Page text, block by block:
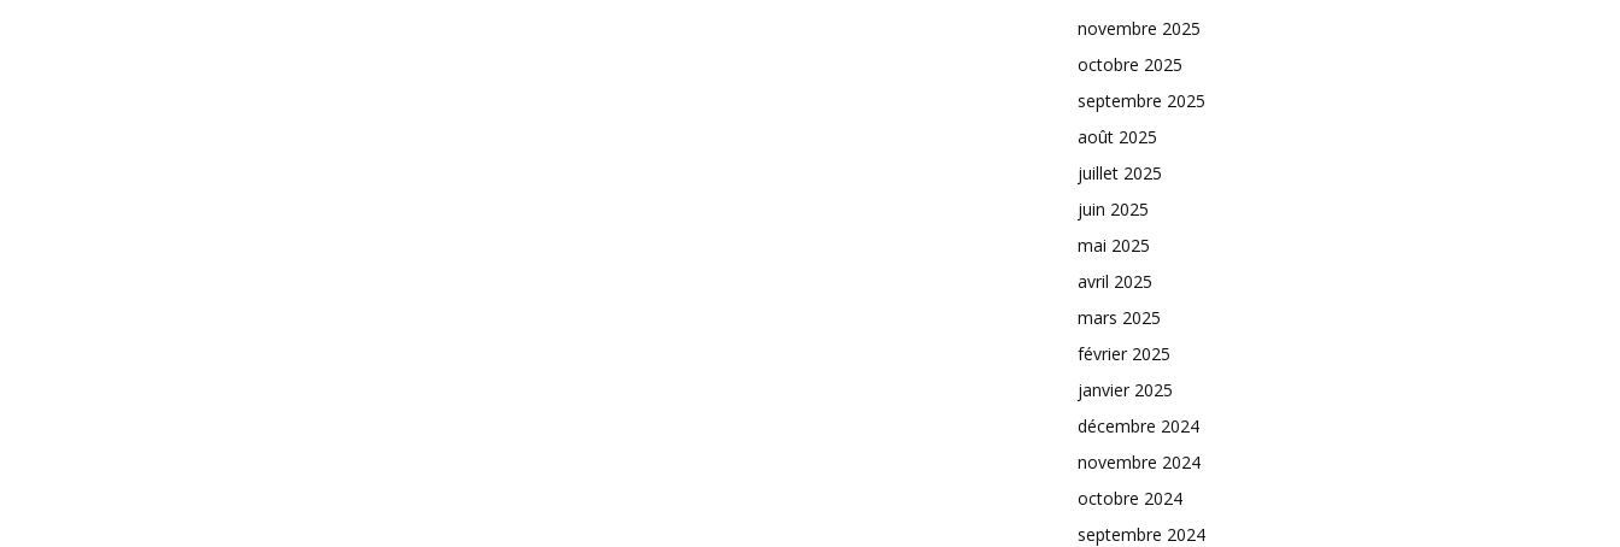
novembre 2025
octobre 2025
septembre 2025
août 2025
juillet 2025
juin 2025
mai 2025
avril 2025
mars 2025
février 2025
janvier 2025
décembre 2024
novembre 2024
octobre 2024
septembre 2024